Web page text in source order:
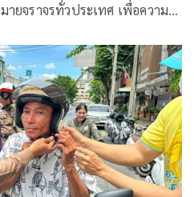
ยจราจรทั่วประเทศ เพื่อความ